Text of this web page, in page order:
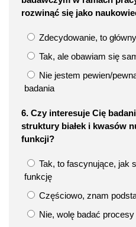
rozwinąć się jako
Zdecydowanie, to
Tak, ale obawiam się
Nie jestem pewien/
badania
6. Czy interesuje Cię
struktury białek i kwasów
funkcji?
Tak, to fascynujące, jak
funkcję
Częściowo, znam
Nie, wolę badać